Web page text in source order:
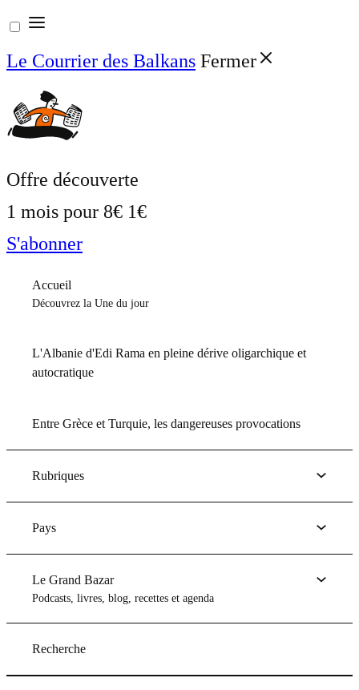
Aller
au
contenu
Le Courrier des Balkans Fermer
Offre découverte
1 mois pour 8€ 1€
S'abonner
Accueil
Découvrez la Une du jour
L'Albanie d'Edi Rama en pleine dérive oligarchique et
autocratique
Entre Grèce et Turquie, les dangereuses provocations
Rubriques
Pays
Le Grand Bazar
Podcasts, livres, blog, recettes et agenda
Recherche